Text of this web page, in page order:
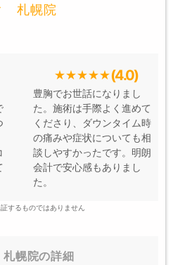
札幌院
(4.0)
豊胸でお世話になりまし
た。施術は手際よく進めて
くださり、ダウンタイム時
の痛みや症状についても相
談しやすかったです。明朗
会計で安心感もありまし
た。
するものではありません
幌院の詳細